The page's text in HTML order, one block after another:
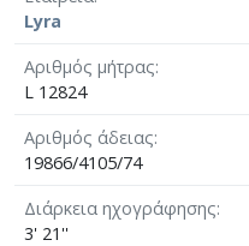
Lyra
Αριθμός μήτρας
L 12824
Αριθμός άδειας
19866/4105/74
Διάρκεια ηχογράφησης
3' 21''